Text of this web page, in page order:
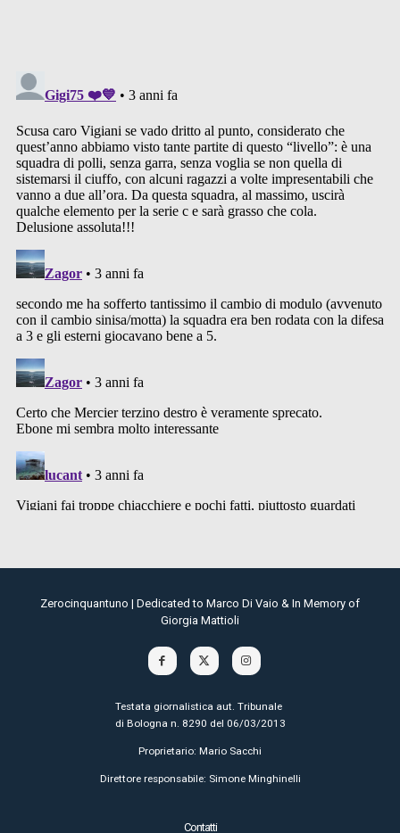
Zerocinquantuno | Dedicated to Marco Di Vaio & In Memory of
Giorgia Mattioli
Testata giornalistica aut. Tribunale
di Bologna n. 8290 del 06/03/2013
Proprietario: Mario Sacchi
Direttore responsabile: Simone Minghinelli
Contatti